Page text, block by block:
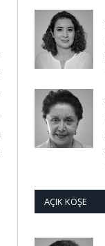
AÇIK KÖŞE